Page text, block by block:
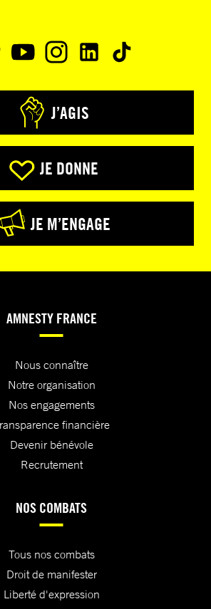
J’AGIS
JE DONNE
JE M’ENGAGE
AMNESTY FRANCE
Nous connaître
Notre organisation
Nos engagements
financière
Devenir bénévole
Recrutement
NOS COMBATS
Tous nos combats
Droit de manifester
Liberté d'expression